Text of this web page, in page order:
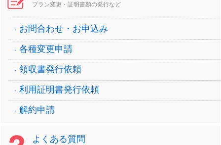
プラン変更・証明書類の発行など
お問合わせ・お申込み
各種変更申請
領収書発行依頼
利用証明書発行依頼
解約申請
よくある質問